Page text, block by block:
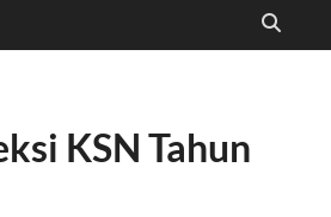
KSN Tahun